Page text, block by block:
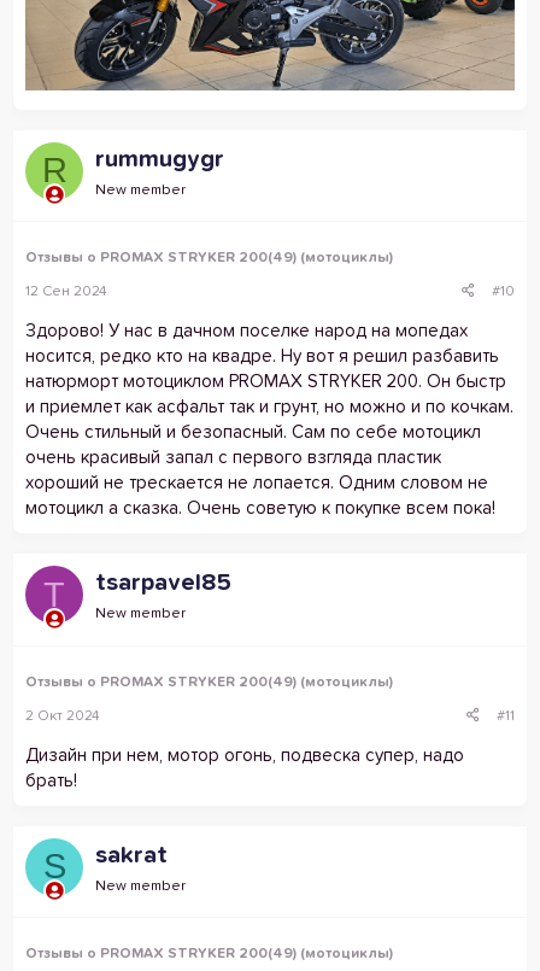
R rummugygr
New member
Отзывы о PROMAX STRYKER 200(49) (мотоциклы)
12 Сен 2024 #10
Здорово! У нас в дачном поселке народ на мопедах
носится, редко кто на квадре. Ну вот я решил разбавить
натюрморт мотоциклом PROMAX STRYKER 200. Он быстр
и приемлет как асфальт так и грунт, но можно и по кочкам.
Очень стильный и безопасный. Сам по себе мотоцикл
очень красивый запал с первого взгляда пластик
хороший не трескается не лопается. Одним словом не
мотоцикл а сказка. Очень советую к покупке всем пока!
T tsarpavel85
New member
Отзывы о PROMAX STRYKER 200(49) (мотоциклы)
2 Окт 2024 #11
Дизайн при нем, мотор огонь, подвеска супер, надо
брать!
S sakrat
New member
Отзывы о PROMAX STRYKER 200(49) (мотоциклы)